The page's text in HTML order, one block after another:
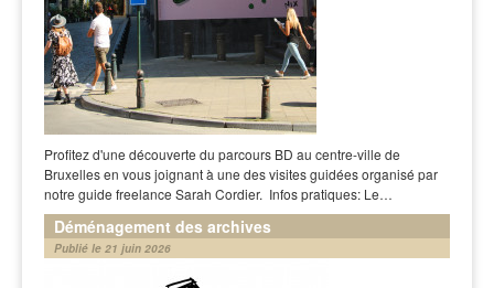
Profitez d'une découverte du parcours BD au centre-ville de
Bruxelles en vous joignant à une des visites guidées organisé par
notre guide freelance Sarah Cordier. Infos pratiques: Le…
Déménagement des archives
Publié le 21 juin 2026